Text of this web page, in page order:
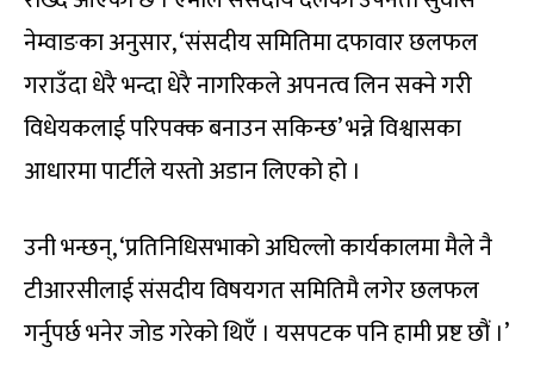
नेम्वाङका अनुसार, ‘संसदीय समितिमा दफावार छलफल
गराउँदा धेरै भन्दा धेरै नागरिकले अपनत्व लिन सक्ने गरी
विधेयकलाई परिपक्क बनाउन सकिन्छ’ भन्ने विश्वासका
आधारमा पार्टीले यस्तो अडान लिएको हो ।
उनी भन्छन्, ‘प्रतिनिधिसभाको अघिल्लो कार्यकालमा मैले नै
टीआरसीलाई संसदीय विषयगत समितिमै लगेर छलफल
गर्नुपर्छ भनेर जोड गरेको थिएँ । यसपटक पनि हामी प्रष्ट छौं ।’